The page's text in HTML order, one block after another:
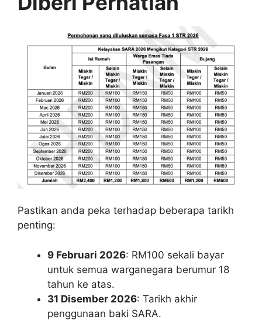
Pastikan anda peka terhadap beberapa tarikh
penting:
9 Februari 2026: RM100 sekali bayar
untuk semua warganegara berumur 18
tahun ke atas.
31 Disember 2026: Tarikh akhir
penggunaan baki SARA.